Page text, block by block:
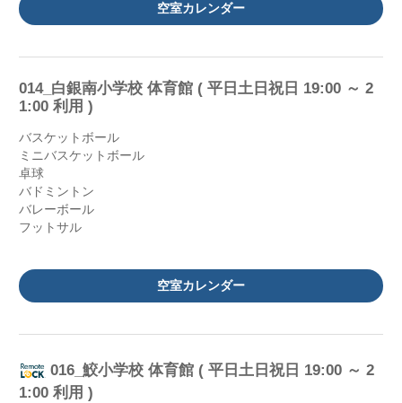
空室カレンダー
014_白銀南小学校 体育館 ( 平日土日祝日 19:00 ～ 2
1:00 利用 )
バスケットボール
ミニバスケットボール
卓球
バドミントン
バレーボール
フットサル
空室カレンダー
016_鮫小学校 体育館 ( 平日土日祝日 19:00 ～ 2
1:00 利用 )